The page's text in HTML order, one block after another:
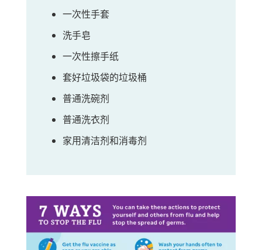
一次性手套
洗手皂
一次性擦手纸
套好垃圾袋的垃圾桶
普通洗碗剂
普通洗衣剂
家用清洁剂和消毒剂